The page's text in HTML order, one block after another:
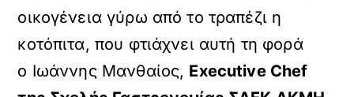
οικογένεια γύρω από το τραπέζι η
κοτόπιτα, που φτιάχνει αυτή τη φορά
ο Ιωάννης Μανθαίος, Executive Chef